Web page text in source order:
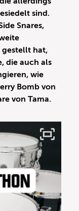
sind.
Snares,
gestellt hat,
die auch als
wie
Bomb von
von Tama.